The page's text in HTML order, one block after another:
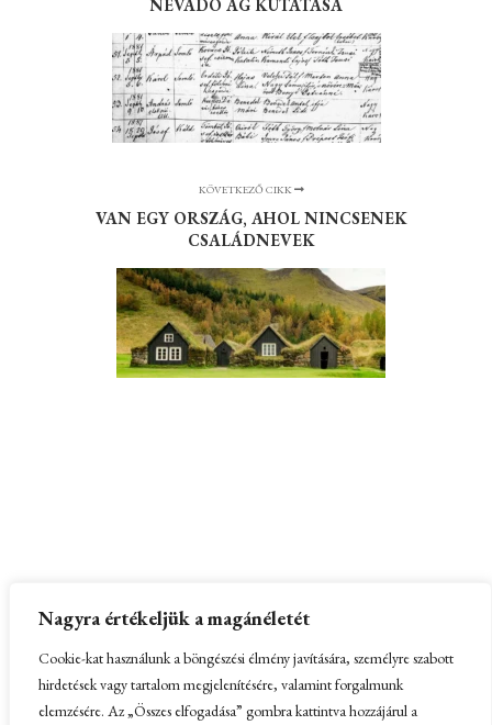
Nagyra értékeljük a magánéletét
Cookie-kat használunk a böngészési élmény javítására, személyre szabott
hirdetések vagy tartalom megjelenítésére, valamint forgalmunk
elemzésére. Az „Összes elfogadása” gombra kattintva hozzájárul a
NÉVADÓ ÁG KUTATÁSA
KÖVETKEZŐ CIKK
VAN EGY ORSZÁG, AHOL NINCSENEK
CSALÁDNEVEK
Partnerek:Kissomlyó és a Kis-Somlyó hegy